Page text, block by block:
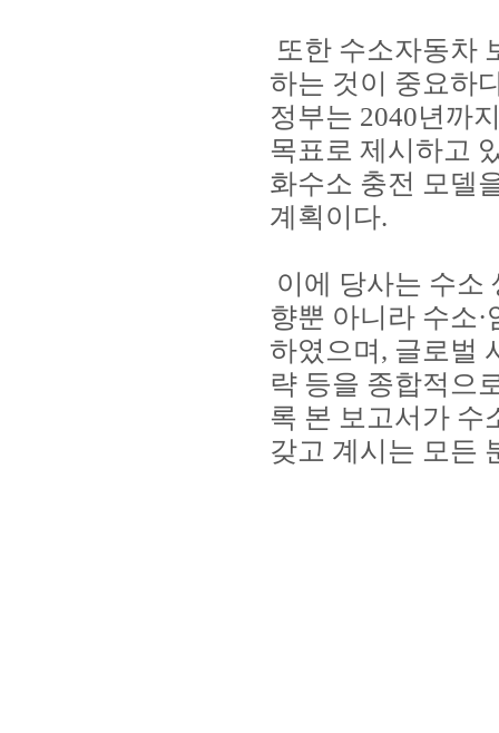
또한 수소자동차
하는 것이 중요하
정부는 2040년까
목표로 제시하고
화수소 충전 모델
계획이다.
이에 당사는 수소
향뿐 아니라 수소
하였으며, 글로벌
략 등을 종합적으
록 본 보고서가 수
갖고 계시는 모든